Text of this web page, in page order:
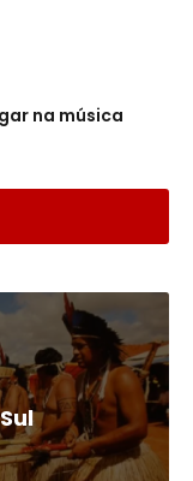
na música